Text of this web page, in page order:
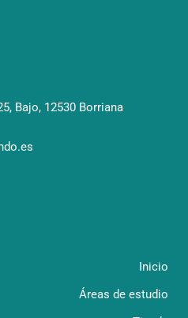
Bajo, 12530 Borriana
Inicio
Áreas de estudio